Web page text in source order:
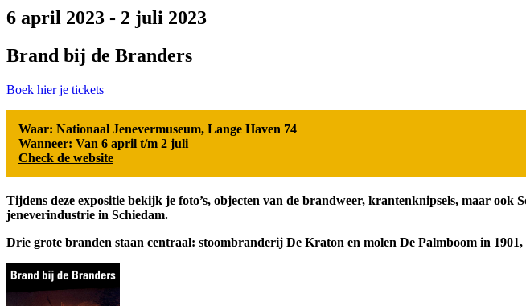
6 april 2023 - 2 juli 2023
Brand bij de Branders
Boek hier je tickets
Waar: Nationaal Jenevermuseum, Lange Haven 74
Wanneer: Van 6 april t/m 2 juli
Check de website
Tijdens deze expositie bekijk je foto’s, objecten van de brandweer, krantenknipsels, maar ook
jeneverindustrie in Schiedam.
Drie grote branden staan centraal: stoombranderij De Kraton en molen De Palmboom in